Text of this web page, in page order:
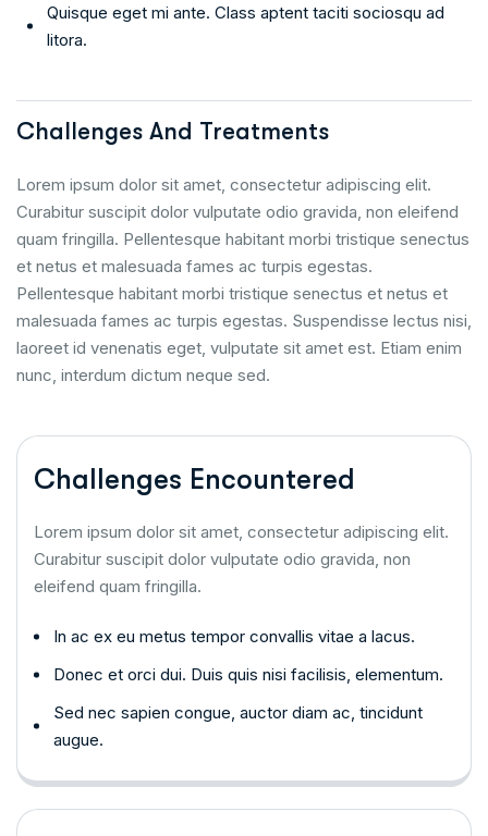
Quisque eget mi ante. Class aptent taciti sociosqu ad
litora.
Challenges And Treatments
Lorem ipsum dolor sit amet, consectetur adipiscing elit.
Curabitur suscipit dolor vulputate odio gravida, non eleifend
quam fringilla. Pellentesque habitant morbi tristique senectus
et netus et malesuada fames ac turpis egestas.
Pellentesque habitant morbi tristique senectus et netus et
malesuada fames ac turpis egestas. Suspendisse lectus nisi,
laoreet id venenatis eget, vulputate sit amet est. Etiam enim
nunc, interdum dictum neque sed.
Challenges Encountered
Lorem ipsum dolor sit amet, consectetur adipiscing elit.
Curabitur suscipit dolor vulputate odio gravida, non
eleifend quam fringilla.
In ac ex eu metus tempor convallis vitae a lacus.
Donec et orci dui. Duis quis nisi facilisis, elementum.
Sed nec sapien congue, auctor diam ac, tincidunt
augue.